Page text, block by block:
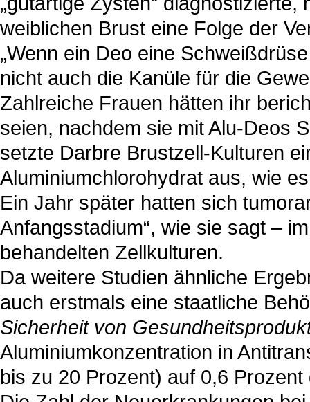
weiblichen Brust eine Folge der
„Wenn ein Deo eine
nicht auch die Kanüle für die
Zahlreiche Frauen hätten ihr
seien, nachdem sie mit Alu-Deos
setzte Darbre Brustzell-Kulturen
Aluminiumchlorohydrat aus, wie
Ein Jahr später hatten sich
Anfangsstadium“, wie sie sagt –
behandelten Zellkulturen.
Da weitere Studien ähnliche
auch erstmals eine staatliche
Sicherheit von
Aluminiumkonzentration in
bis zu 20 Prozent) auf 0,6